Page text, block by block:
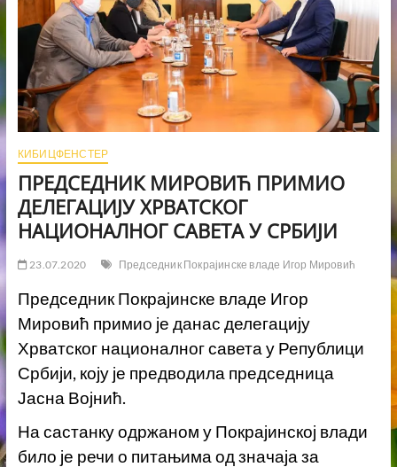
КИБИЦФЕНСТЕР
ПРЕДСЕДНИК МИРОВИЋ ПРИМИО
ДЕЛЕГАЦИЈУ ХРВАТСКОГ
НАЦИОНАЛНОГ САВЕТА У СРБИЈИ
23.07.2020 Председник Покрајинске владе Игор Мировић
Председник Покрајинске владе Игор
Мировић примио је данас делегацију
Хрватског националног савета у Републици
Србији, коју је предводила председница
Јасна Војнић.
На састанку одржаном у Покрајинској влади
било је речи о питањима од значаја за